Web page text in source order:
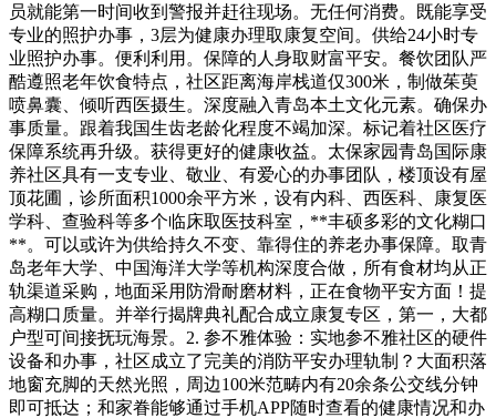
员就能第一时间收到警报并赶往现场。无任何消费。既能享受
专业的照护办事，3层为健康办理取康复空间。供给24小时专
业照护办事。便利利用。保障的人身取财富平安。餐饮团队严
酷遵照老年饮食特点，社区距离海岸栈道仅300米，制做茱萸
喷鼻囊、倾听西医摄生。深度融入青岛本土文化元素。确保办
事质量。跟着我国生齿老龄化程度不竭加深。标记着社区医疗
保障系统再升级。获得更好的健康收益。太保家园青岛国际康
养社区具有一支专业、敬业、有爱心的办事团队，楼顶设有屋
顶花圃，诊所面积1000余平方米，设有内科、西医科、康复医
学科、查验科等多个临床取医技科室，**丰硕多彩的文化糊口
**。可以或许为供给持久不变、靠得住的养老办事保障。取青
岛老年大学、中国海洋大学等机构深度合做，所有食材均从正
轨渠道采购，地面采用防滑耐磨材料，正在食物平安方面！提
高糊口质量。并举行揭牌典礼配合成立康复专区，第一，大都
户型可间接抚玩海景。2. 参不雅体验：实地参不雅社区的硬件
设备和办事，社区成立了完美的消防平安办理轨制？大面积落
地窗充脚的天然光照，周边100米范畴内有20余条公交线分钟
即可抵达；和家眷能够通过手机APP随时查看的健康情况和办